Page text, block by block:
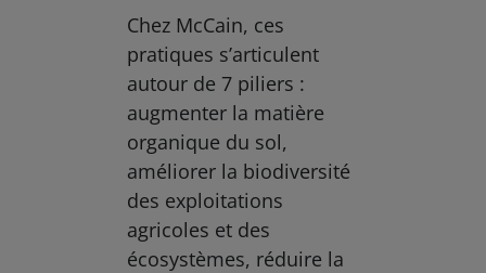
Chez McCain, ces
pratiques s’articulent
autour de 7 piliers :
augmenter la matière
organique du sol,
améliorer la biodiversité
des exploitations
agricoles et des
écosystèmes, réduire la